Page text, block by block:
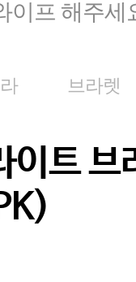
이프 해주세
브라렛
이트 브